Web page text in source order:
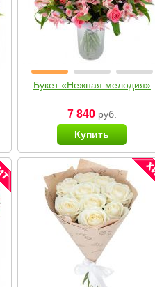
Букет «Нежная мелодия»
7 840руб.
Купить